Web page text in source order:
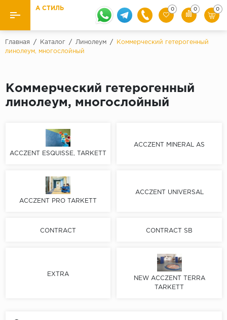
Назад Назад
Krontex
Класс
33 класс
Серый
Дуб светлый
Коричневый
Паркетная доска
Ковролин и ковровая плитка
Плитка ПВХ
Линолеум
Кварцевый ламинат SPC
А СТИЛЬ 0 0 0
Главная / Каталог / Линолеум /
Коммерческий гетерогенный
линолеум, многослойный
Коммерческий гетерогенный
линолеум, многослойный
ACCZENT ESQUISSE, TARKETT
ACCZENT MINERAL AS
ACCZENT PRO TARKETT
ACCZENT UNIVERSAL
CONTRACT CONTRACT SB
EXTRA
NEW ACCZENT TERRA
TARKETT